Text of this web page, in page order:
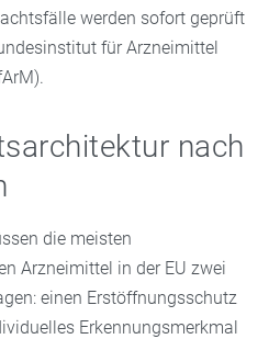
werden sofort geprüft
für Arzneimittel
nach
die meisten
Arzneimittel in der EU zwei
einen Erstöffnungsschutz
Erkennungsmerkmal